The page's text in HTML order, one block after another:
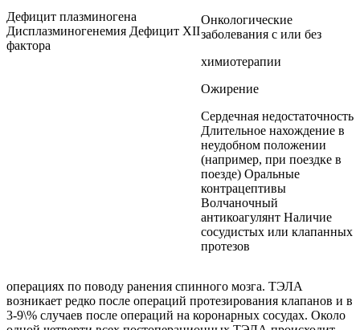
Дефицит плазминогена
Дисплазминогенемия Дефицит XII
фактора
Онкологические
заболевания с или без
химиотерапии
Ожирение
Сердечная недостаточность
Длительное нахождение в
неудобном положении
(например, при поездке в
поезде) Оральные
контрацептивы
Волчаночный
антикоагулянт Наличие
сосудистых или клапанных
протезов
операциях по поводу ранения спинного мозга. ТЭЛА
возникает редко после операций протезирования клапанов и в
3-9\% случаев после операций на коронарных сосудах. Около